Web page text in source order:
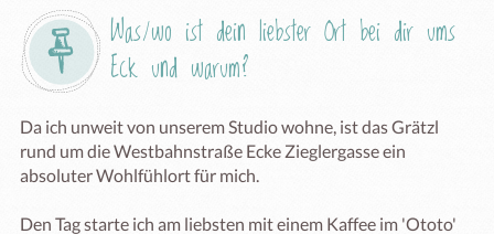
Was/wo ist dein liebster Ort bei dir ums
Eck und warum?
Da ich unweit von unserem Studio wohne, ist das Grätzl
rund um die Westbahnstraße Ecke Zieglergasse ein
absoluter Wohlfühlort für mich.
Den Tag starte ich am liebsten mit einem Kaffee im 'Ototo'